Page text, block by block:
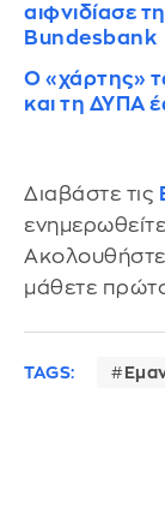
αιφνιδίασε
Bundesbank
Ο «χάρτης»
και τη ΔΥΠΑ
Διαβάστε τις
μάθετε
TAGS: